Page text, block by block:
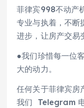
菲律宾998不动
专业与执着，不断
进步，让房产交易
●我们珍惜每一位
大的动力。
任何关于菲律宾房
我们 Telegram